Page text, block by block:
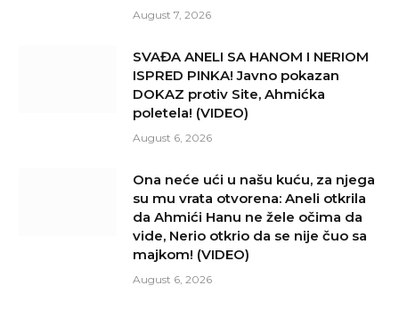
August 7, 2026
SVAĐA ANELI SA HANOM I NERIOM
ISPRED PINKA! Javno pokazan
DOKAZ protiv Site, Ahmićka
poletela! (VIDEO)
August 6, 2026
Ona neće ući u našu kuću, za njega
su mu vrata otvorena: Aneli otkrila
da Ahmići Hanu ne žele očima da
vide, Nerio otkrio da se nije čuo sa
majkom! (VIDEO)
August 6, 2026